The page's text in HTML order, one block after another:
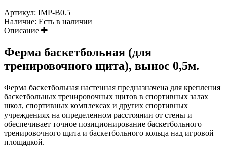
Артикул: IMP-B0.5
Наличие: Есть в наличии
Описание
Ферма баскетбольная (для
тренировочного щита), вынос 0,5м.
Ферма баскетбольная настенная предназначена для крепления
баскетбольных тренировочных щитов в спортивных залах
школ, спортивных комплексах и других спортивных
учреждениях на определенном расстоянии от стены и
обеспечивает точное позиционирование баскетбольного
тренировочного щита и баскетбольного кольца над игровой
площадкой.